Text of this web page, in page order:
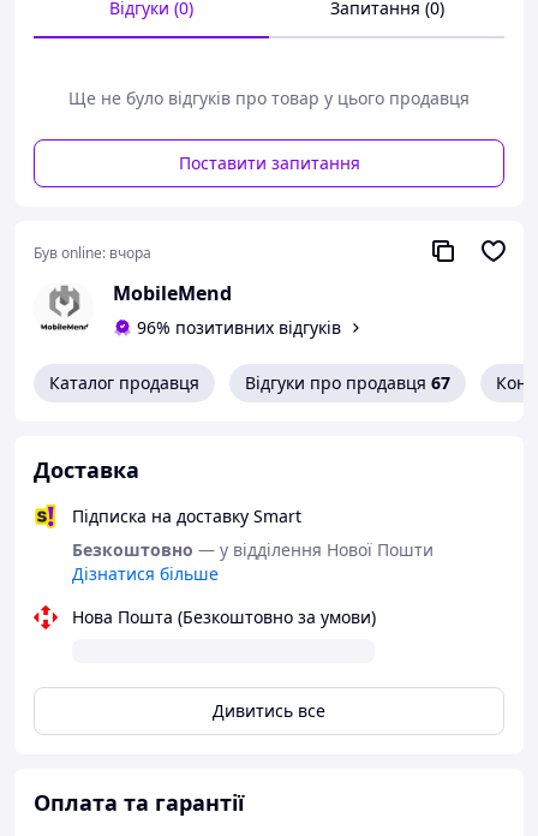
ретельно оглянути наявність відколів,
подряпин, потертостей, будь-яких механічних
перевірити склад корпусних елементів корпусу
Гарантія не поширюється на випадки:
наявності слідів встановлення, експлуатації,
переустановлення захисних плівок, покриттів,
наклейок, прокладок, адгезивних плівок;
перевищення гарантійного терміну.
Lenovo A6000/Lenovo K3 (K30-T)/ K3 (K30-W)
Технологія дисплея: IPS LCD.
Відгуки (0) Запитання (0)
Ще не було відгуків про товар у цього продавця
Поставити запитання
Був online: вчора
MobileMend
96% позитивних відгуків
Каталог продавця Відгуки про продавця 67
Доставка
Підписка на доставку Smart
Безкоштовно — у відділення Нової Пошти
Дізнатися більше
Нова Пошта (Безкоштовно за умови)
Дивитись все
Оплата та гарантії